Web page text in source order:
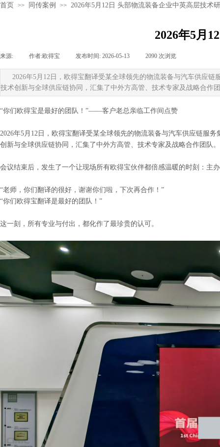
首页 >> 同传案例 >> 2026年5月12日 头部物流装备企业中英高层技术
2026年5月
来源: 作者:欧得宝 发布时间: 2026-05-13 2090 次浏览
2026年5月12日，欧得宝翻译受某全球领先的物流装备与汽车供应
技术创新与全球供应链协同，汇集了中外方高管、技术专家及战略合作
“你们欧得宝是最好的团队！”——客户老总亲临工作间点赞
2026年5月 12 日，欧得宝翻译受某全球领先的物流装备与汽车供应链服
创新与全球供应链协同，汇集了中外方高管、技术专家及战略合作团队。
会议结束后，发生了一个让现场所有欧得宝伙伴都倍感温暖的时刻：主
“老师，你们翻译的很好，谢谢你们啦，下次再合作！”
“你们欧得宝翻译是最好的团队！”
这一刻，所有专业与付出，都化作了最珍贵的认可。